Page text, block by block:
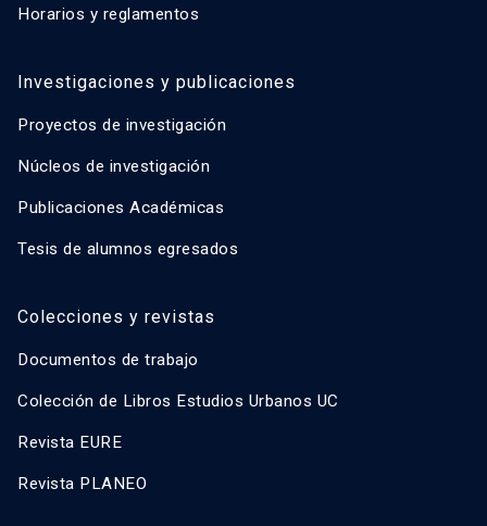
Horarios y reglamentos
Investigaciones y publicaciones
Proyectos de investigación
Núcleos de investigación
Publicaciones Académicas
Tesis de alumnos egresados
Colecciones y revistas
Documentos de trabajo
Colección de Libros Estudios Urbanos UC
Revista EURE
Revista PLANEO